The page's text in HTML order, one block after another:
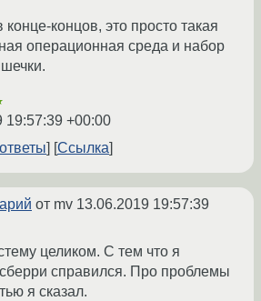
концов, это просто такая
операционная среда и набор
19:57:39 +00:00
Ссылка
от mv 13.06.2019 19:57:39
целиком. С тем что я
справился. Про проблемы
я сказал.